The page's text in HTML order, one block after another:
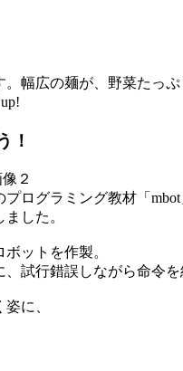
幅広の麺が、野菜たっ
！
ログラミング教材「
した。
ットを作製。
試行錯誤しながら命令を
に、